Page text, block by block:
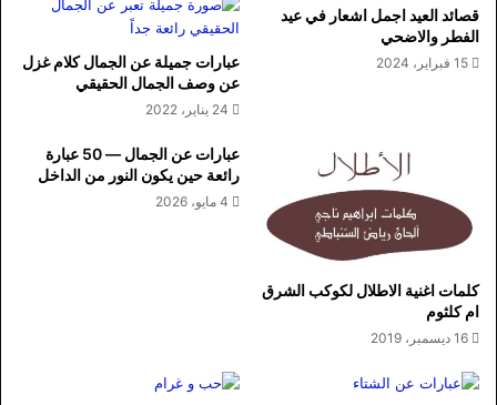
قصائد العيد اجمل اشعار في عيد
الفطر والاضحي
15 فبراير، 2024
عبارات جميلة عن الجمال كلام غزل
عن وصف الجمال الحقيقي
24 يناير، 2022
كلمات اغنية الاطلال لكوكب الشرق
ام كلثوم
16 ديسمبر، 2019
عبارات عن الجمال — 50 عبارة
رائعة حين يكون النور من الداخل
4 مايو، 2026